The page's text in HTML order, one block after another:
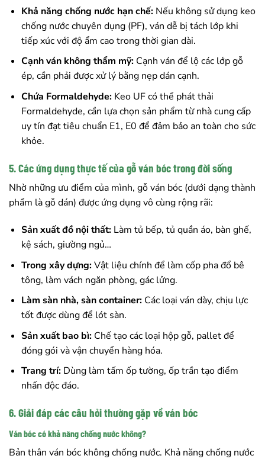
Khả năng chống nước hạn chế:Nếu không sử dụng keo
chống nước chuyên dụng (PF), ván dễ bị tách lớp khi
tiếp xúc với độ ẩm cao trong thời gian dài.
Cạnh ván không thẩm mỹ:Cạnh ván để lộ các lớp gỗ
ép, cần phải được xử lý bằng nẹp dán cạnh.
Chứa Formaldehyde:Keo UF có thể phát thải
Formaldehyde, cần lựa chọn sản phẩm từ nhà cung cấp
uy tín đạt tiêu chuẩn E1, E0 để đảm bảo an toàn cho sức
khỏe.
5. Các ứng dụng thực tế của gỗ ván bóc trong đời sống
Nhờ những ưu điểm của mình, gỗ ván bóc (dưới dạng thành
phẩm là gỗ dán) được ứng dụng vô cùng rộng rãi:
Sản xuất đồ nội thất:Làm tủ bếp, tủ quần áo, bàn ghế,
kệ sách, giường ngủ…
Trong xây dựng:Vật liệu chính để làm cốp pha đổ bê
tông, làm vách ngăn phòng, gác lửng.
Làm sàn nhà, sàn container:Các loại ván dày, chịu lực
tốt được dùng để lót sàn.
Sản xuất bao bì:Chế tạo các loại hộp gỗ, pallet để
đóng gói và vận chuyển hàng hóa.
Trang trí:Dùng làm tấm ốp tường, ốp trần tạo điểm
nhấn độc đáo.
6. Giải đáp các câu hỏi thường gặp về ván bóc
Ván bóc có khả năng chống nước không?
Bản thân ván bóc không chống nước. Khả năng chống nước